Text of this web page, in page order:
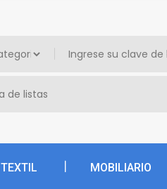
TEXTIL MOBILIARIO